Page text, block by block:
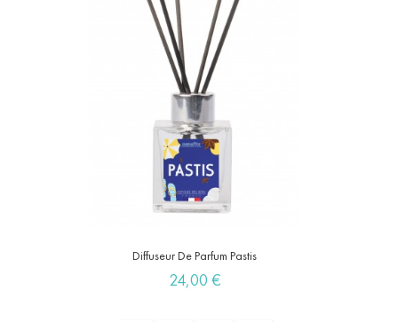
Diffuseur De Parfum Pastis
Prix
24,00 €